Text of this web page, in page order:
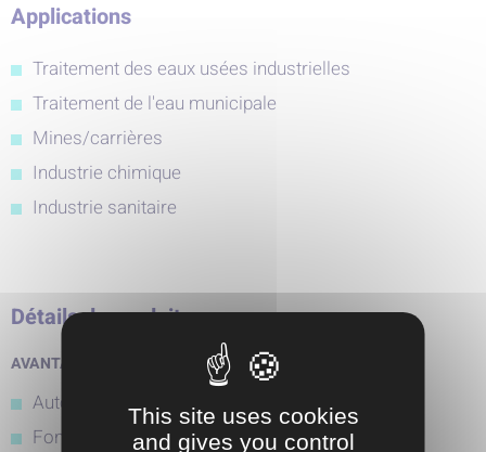
Applications
Traitement des eaux usées industrielles
Traitement de l'eau municipale
Mines/carrières
Industrie chimique
Industrie sanitaire
Détails du produit
AVANTAGES :
Auto-amorçage
Fonctionnement en marche avant ou arrière
This site uses cookies
and gives you control